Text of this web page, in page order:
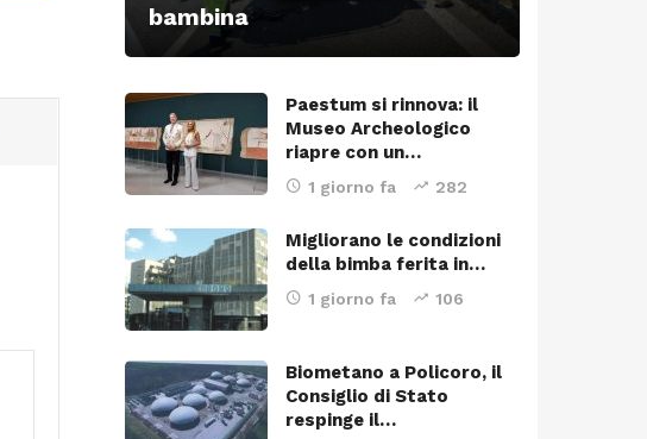
bambina
Paestum si rinnova: il
Museo Archeologico
riapre con un…
1 giorno fa 282
Migliorano le condizioni
della bimba ferita in…
1 giorno fa 106
Biometano a Policoro, il
Consiglio di Stato
respinge il…